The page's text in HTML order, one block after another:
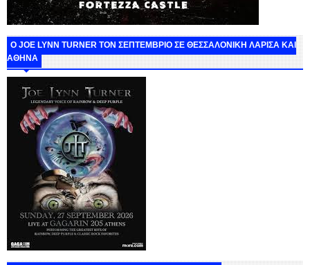
O JOE LYNN TURNER ΤΟΝ ΣΕΠΤΕΜΒΡΙΟ ΣΕ ΘΕΣΣΑΛΟΝΙΚΗ ΛΑΡΙΣΑ ΚΑΙ
ΑΘΗΝΑ